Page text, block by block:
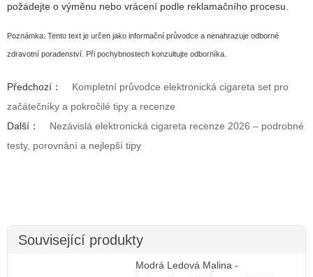
požádejte o výměnu nebo vrácení podle reklamačního procesu.
Poznámka: Tento text je určen jako informační průvodce a nenahrazuje odborné
zdravotní poradenství. Při pochybnostech konzultujte odborníka.
Předchozí：
Kompletní průvodce elektronická cigareta set pro
začátečníky a pokročilé tipy a recenze
Další：
Nezávislá elektronická cigareta recenze 2026 – podrobné
testy, porovnání a nejlepší tipy
Související produkty
Modrá Ledová Malina -